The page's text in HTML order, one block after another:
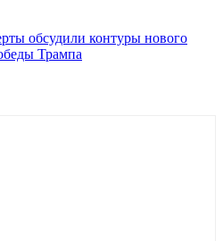
обсудили контуры нового
Трампа